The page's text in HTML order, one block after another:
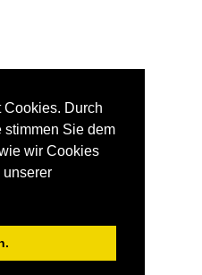
Cookies. Durch
stimmen Sie dem
wir Cookies
unserer